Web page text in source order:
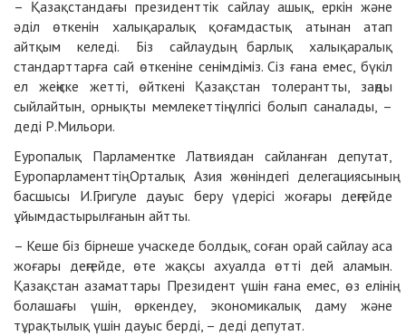
– Қазақстандағы президенттік сайлау ашық, еркін және
әділ өткенін халықаралық қоғамдастық атынан атап
айтқым келеді. Біз сайлаудың барлық халықаралық
стандарттарға сай өткеніне сенімдіміз. Сіз ғана емес, бүкіл
ел жеңіске жетті, өйткені Қазақстан толерантты, заңды
сыйлайтын, орнықты мемлекеттің үлгісі болып саналады, –
деді Р.Мильори.
Еуропалық Парламентке Латвиядан сайланған депутат,
Еуропарламенттің Орталық Азия жөніндегі делегациясының
басшысы И.Григуле дауыс беру үдерісі жоғары деңгейде
ұйымдастырылғанын айтты.
– Кеше біз бірнеше учаскеде болдық, соған орай сайлау аса
жоғары деңгейде, өте жақсы ахуалда өтті дей аламын.
Қазақстан азаматтары Президент үшін ғана емес, өз елінің
болашағы үшін, өркендеу, экономикалық даму және
тұрақтылық үшін дауыс берді, – деді депутат.